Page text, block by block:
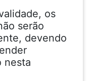
os
serão
devendo
nesta